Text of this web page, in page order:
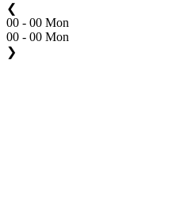
❮
00 - 00 Mon
00 - 00 Mon
❯